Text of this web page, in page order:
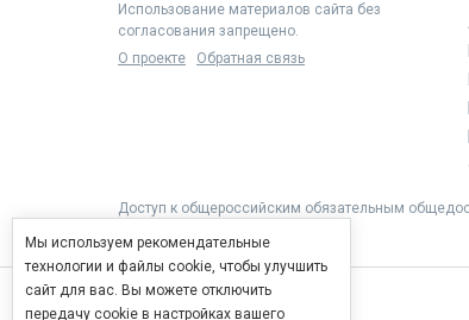
Использование материалов сайта без
согласования запрещено.
О проекте
Обратная связь
Доступ к общероссийским обязательным
Мы используем рекомендательные
технологии и файлы cookie, чтобы улучшить
сайт для вас. Вы можете отключить
передачу cookie в настройках вашего